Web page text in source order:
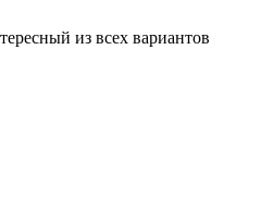
из всех вариантов